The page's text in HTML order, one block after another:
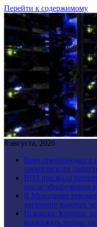
Перейти к содержимому
8 августа, 2026
Врач предупредил о
хронического
ВОЗ призвала
после обнаружения
В Минздраве
жизненно важных
Психолог Крупин:
выдержать только